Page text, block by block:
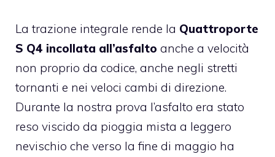
La trazione integrale rende la Quattroporte
S Q4 incollata all’asfalto anche a velocità
non proprio da codice, anche negli stretti
tornanti e nei veloci cambi di direzione.
Durante la nostra prova l’asfalto era stato
reso viscido da pioggia mista a leggero
nevischio che verso la fine di maggio ha